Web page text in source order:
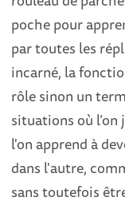
poche pour
par toutes les
incarné, la
rôle sinon un
situations où l’on
l'on apprend à
dans l'autre,
sans toutefois